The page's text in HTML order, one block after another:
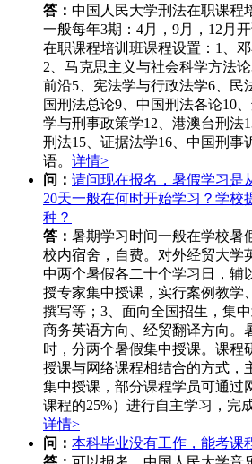
答： 中国人民大学刑法在职课程
一般每年3期：4月，9月，12月
在职课程培训班课程设置：1、
2、马克思主义与社会科学方法
前沿5、宪法学与行政法学6、民
国刑法总论9、中国刑法各论10
学与刑事政策学12、港澳台刑法
刑法15、证据法学16、中国刑事
语。 详情>
问： 请问现在报名，暑假学习是
20天一般在何时开始学习？学校
种？
答： 暑期学习时间一般在学校暑
校内宿舍，自费。对外经贸大学
中两个暑假各二十个学习日，辅
授专家集中授课，实行案例教学
撰写等；3、面向全国招生，集
商务英语方向、经贸翻译方向。
时，分两个暑假集中授课。课程
授课与网络课程相结合的方式，
集中授课，部分课程学员可通过
课程的25%）进行自主学习，完
详情>
问： 本科毕业没有工作，能考课